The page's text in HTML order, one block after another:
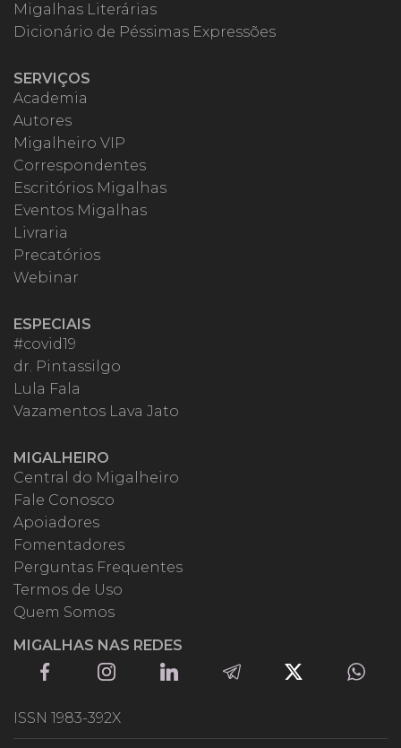
Migalhas Literárias
Dicionário de Péssimas Expressões
SERVIÇOS
Academia
Autores
Migalheiro VIP
Correspondentes
Escritórios Migalhas
Eventos Migalhas
Livraria
Precatórios
Webinar
ESPECIAIS
#covid19
dr. Pintassilgo
Lula Fala
Vazamentos Lava Jato
MIGALHEIRO
Central do Migalheiro
Fale Conosco
Apoiadores
Fomentadores
Perguntas Frequentes
Termos de Uso
Quem Somos
MIGALHAS NAS REDES
ISSN 1983-392X